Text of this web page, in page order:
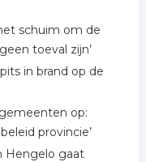
schuim om de
toeval zijn’
in brand op de
op:
provincie’
Hengelo gaat